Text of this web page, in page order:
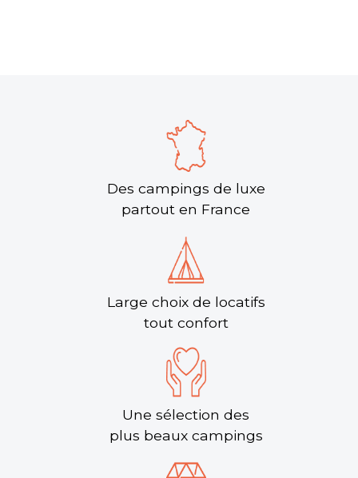
Des campings de luxe
partout en France
Large choix de locatifs
tout confort
Une sélection des
plus beaux campings